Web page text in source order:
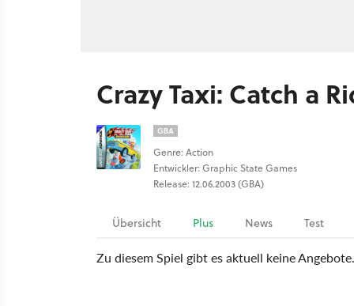
Crazy Taxi: Catch a
GBA
Genre: Action
Entwickler: Graphic State Games
Release: 12.06.2003 (GBA)
Übersicht Plus News Test
Zu diesem Spiel gibt es aktuell keine Angebote.